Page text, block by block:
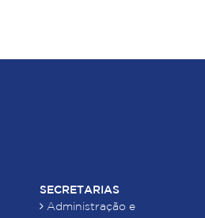
SECRETARIAS
Administração e